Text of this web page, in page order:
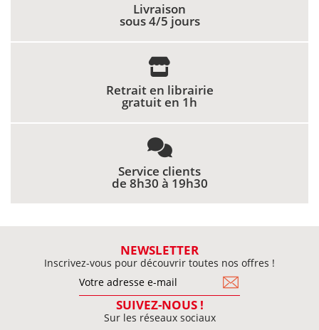
Livraison
sous 4/5 jours
Retrait en librairie
gratuit en 1h
Service clients
de 8h30 à 19h30
NEWSLETTER
Inscrivez-vous pour découvrir toutes nos offres !
SUIVEZ-NOUS !
Sur les réseaux sociaux